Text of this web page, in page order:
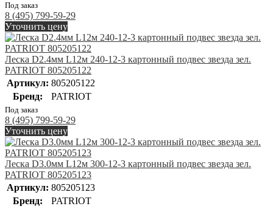
Под заказ
8 (495) 799-59-29
Уточнить цену
Леска D2.4мм L12м 240-12-3 картонный подвес звезда зел.
PATRIOT 805205122
Артикул: 805205122
Бренд:
PATRIOT
Под заказ
8 (495) 799-59-29
Уточнить цену
Леска D3.0мм L12м 300-12-3 картонный подвес звезда зел.
PATRIOT 805205123
Артикул: 805205123
Бренд:
PATRIOT